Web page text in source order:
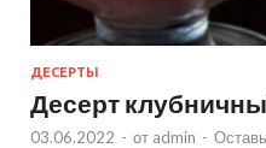
ДЕСЕРТЫ
Десерт
03.06.2022 - от admin -